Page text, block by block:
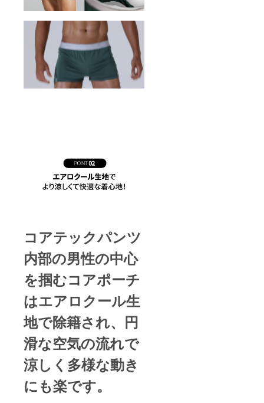
コアテックパンツ
内部の男性の中心
を掴むコアポーチ
はエアロクール生
地で除籍され、円
滑な空気の流れで
涼しく多様な動き
にも楽です。